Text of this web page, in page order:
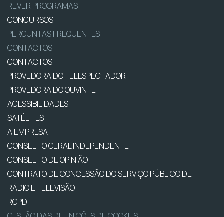
REVER PROGRAMAS
CONCURSOS
PERGUNTAS FREQUENTES
CONTACTOS
CONTACTOS
PROVEDORA DO TELESPECTADOR
PROVEDORA DO OUVINTE
ACESSIBILIDADES
SATÉLITES
A EMPRESA
CONSELHO GERAL INDEPENDENTE
CONSELHO DE OPINIÃO
CONTRATO DE CONCESSÃO DO SERVIÇO PÚBLICO DE
RÁDIO E TELEVISÃO
RGPD